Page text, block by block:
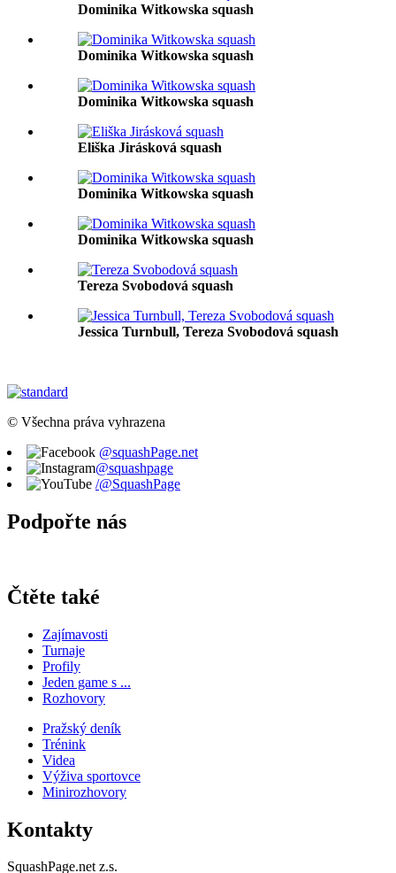
Dominika Witkowska squash
Dominika Witkowska squash
Dominika Witkowska squash
Eliška Jirásková squash
Dominika Witkowska squash
Dominika Witkowska squash
Tereza Svobodová squash
Jessica Turnbull, Tereza Svobodová squash
© Všechna práva vyhrazena
@squashPage.net
@squashpage
/@SquashPage
Podpořte nás
Čtěte také
Zajímavosti
Turnaje
Profily
Jeden game s ...
Rozhovory
Pražský deník
Trénink
Videa
Výživa sportovce
Minirozhovory
Kontakty
SquashPage.net z.s.